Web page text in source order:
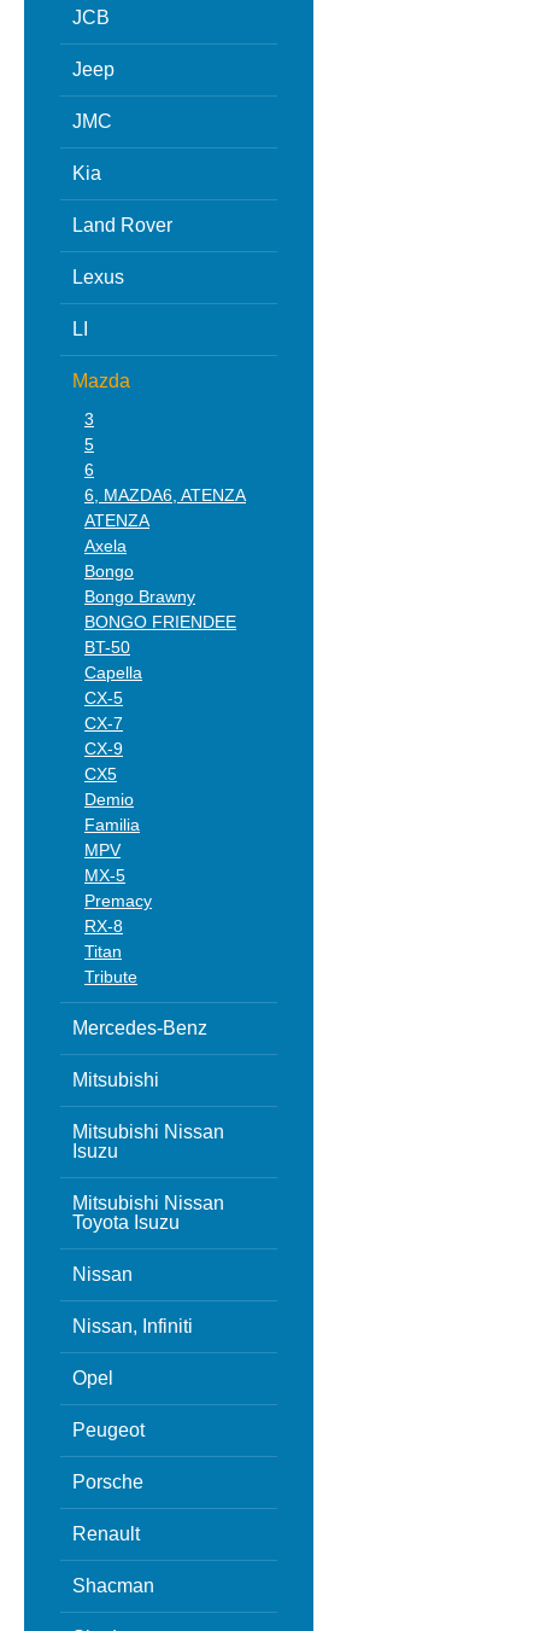
JCB
Jeep
JMC
Kia
Land Rover
Lexus
LI
Mazda
3
5
6
6, MAZDA6, ATENZA
ATENZA
Axela
Bongo
Bongo Brawny
BONGO FRIENDEE
BT-50
Capella
CX-5
CX-7
CX-9
CX5
Demio
Familia
MPV
MX-5
Premacy
RX-8
Titan
Tribute
Mercedes-Benz
Mitsubishi
Mitsubishi Nissan
Isuzu
Mitsubishi Nissan
Toyota Isuzu
Nissan
Nissan, Infiniti
Opel
Peugeot
Porsche
Renault
Shacman